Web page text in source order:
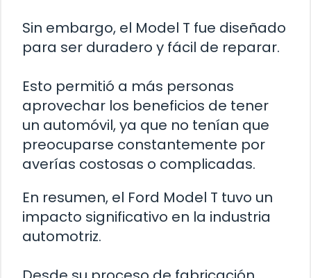
Sin embargo, el Model T fue diseñado
para ser duradero y fácil de reparar.
Esto permitió a más personas
aprovechar los beneficios de tener
un automóvil, ya que no tenían que
preocuparse constantemente por
averías costosas o complicadas.
En resumen, el Ford Model T tuvo un
impacto significativo en la industria
automotriz.